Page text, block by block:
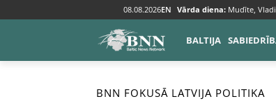
08.08.2026EN Vārda diena: Mudīte,
BALTIJA
Sākums BNN fokusā
BNN FOKUSĀ LATVIJA POLITIKA